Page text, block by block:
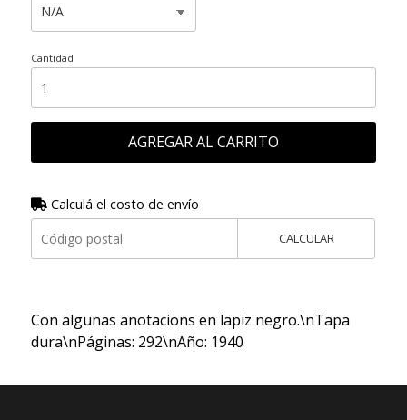
Cantidad
AGREGAR AL CARRITO
Calculá el costo de envío
CALCULAR
Con algunas anotacions en lapiz negro.\nTapa
dura\nPáginas: 292\nAño: 1940